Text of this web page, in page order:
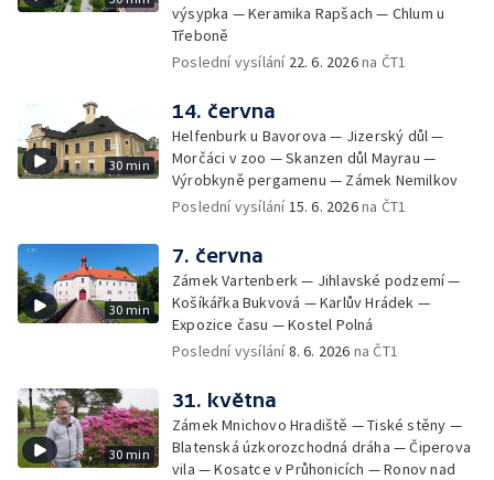
výsypka — Keramika Rapšach — Chlum u
Třeboně
Poslední vysílání 22. 6. 2026na ČT1
30 min
14. června
Helfenburk u Bavorova — Jizerský důl —
Morčáci v zoo — Skanzen důl Mayrau —
Výrobkyně pergamenu — Zámek Nemilkov
Poslední vysílání15. 6. 2026na ČT1
30 min
7. června
Zámek Vartenberk — Jihlavské podzemí —
Košíkářka Bukvová — Karlův Hrádek —
Expozice času — Kostel Polná
Poslední vysílání8. 6. 2026 na ČT1
30 min
31. května
Zámek Mnichovo Hradiště — Tiské stěny —
Blatenská úzkorozchodná dráha — Čiperova
vila — Kosatce v Průhonicích — Ronov nad